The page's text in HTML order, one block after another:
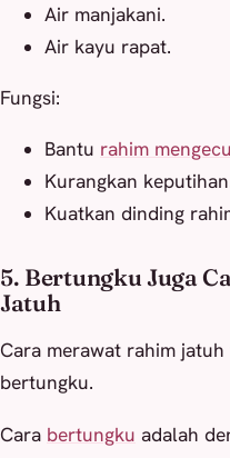
Air manjakani.
Air kayu rapat.
Fungsi:
Bantu rahim
Kurangkan
Kuatkan dinding
5. Bertungku Juga
Jatuh
Cara merawat rahim
bertungku.
Cara bertungku adalah